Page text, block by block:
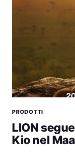
PRODOTTI
LION
Kio nel